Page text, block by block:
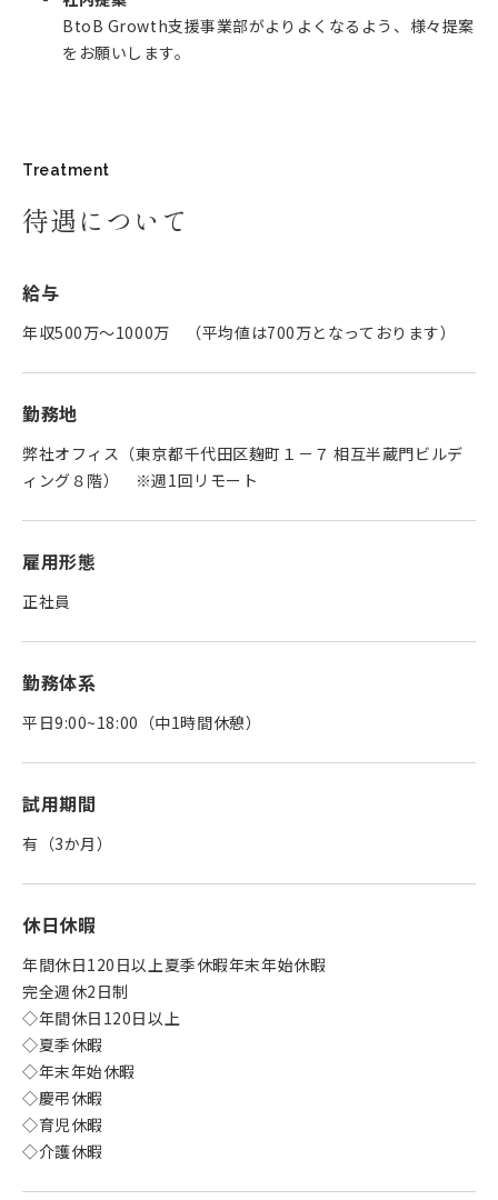
BtoB Growth支援事業部がよりよくなるよう、様々提案
をお願いします。
Treatment
待遇について
給与
年収500万～1000万 （平均値は700万となっております）
勤務地
弊社オフィス（東京都千代田区麹町１－７ 相互半蔵門ビルデ
ィング８階） ※週1回リモート
雇用形態
正社員
勤務体系
平日9:00~18:00（中1時間休憩）
試用期間
有（3か月）
休日休暇
年間休日120日以上夏季休暇年末年始休暇
完全週休2日制
◇年間休日120日以上
◇夏季休暇
◇年末年始休暇
◇慶弔休暇
◇育児休暇
◇介護休暇